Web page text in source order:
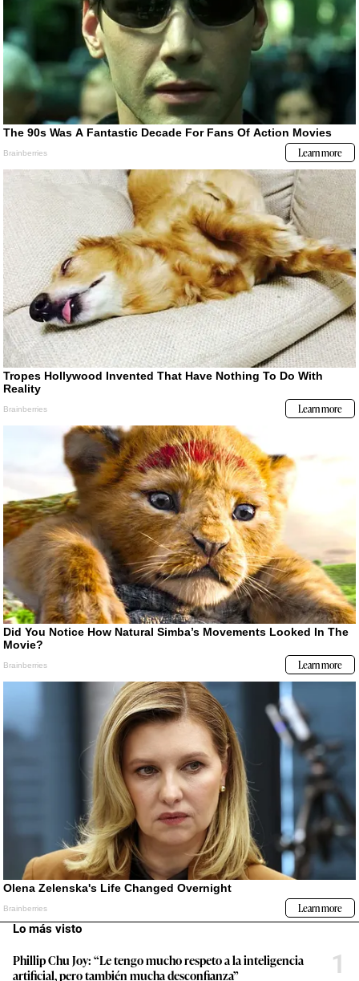
Lo más visto
Phillip Chu Joy: “Le tengo mucho respeto a la inteligencia
artificial, pero también mucha desconfianza”
1